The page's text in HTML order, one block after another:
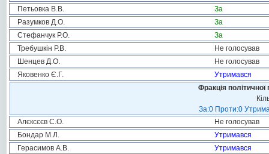
Петьовка В.В.
За
Разумков Д.О.
За
Стефанчук Р.О.
За
Требушкін Р.В.
Не голосував
Шенцев Д.О.
Не голосував
Яковенко Є.Г.
Утримався
Фракція
За:0 Проти:0
Алєксєєв С.О.
Не голосував
Бондар М.Л.
Утримався
Герасимов А.В.
Утримався